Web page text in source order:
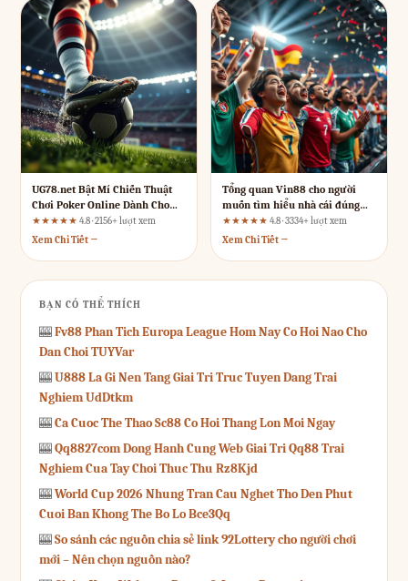
UG78.net Bật Mí Chiến Thuật
Chơi Poker Online Dành Cho
Tân Thủ
★★★★★ 4.8 · 2156+ lượt xem
Xem Chi Tiết →
Tổng quan Vin88 cho người
muốn tìm hiểu nhà cái đúng
cách
★★★★★ 4.8 · 3334+ lượt xem
Xem Chi Tiết →
BẠN CÓ THỂ THÍCH
🎰Fv88 Phan Tich Europa League Hom Nay Co Hoi Nao Cho
Dan Choi TUYVar
🎰U888 La Gi Nen Tang Giai Tri Truc Tuyen Dang Trai
Nghiem UdDtkm
🎰Ca Cuoc The Thao Sc88 Co Hoi Thang Lon Moi Ngay
🎰Qq8827com Dong Hanh Cung Web Giai Tri Qq88 Trai
Nghiem Cua Tay Choi Thuc Thu Rz8Kjd
🎰World Cup 2026 Nhung Tran Cau Nghet Tho Den Phut
Cuoi Ban Khong The Bo Lo Bce3Qq
🎰So sánh các nguồn chia sẻ link 92Lottery cho người chơi
mới – Nên chọn nguồn nào?